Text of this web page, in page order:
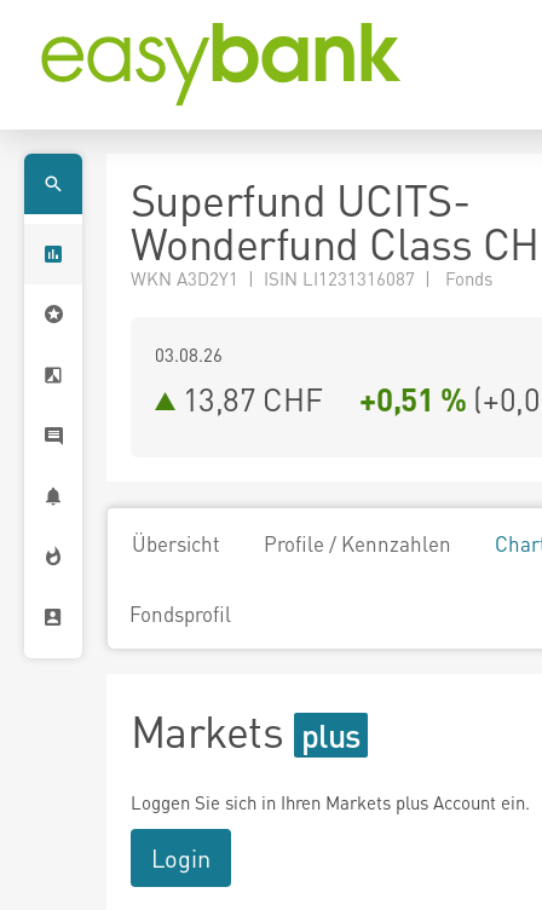
Superfund UCITS-
Wonderfund Class
WKN A3D2Y1 | ISIN LI1231316087 | Fonds
03.08.26
13,87 CHF +0,51 % (
Übersicht Profile / Kennzahlen
Fondsprofil
Markets
Loggen Sie sich in Ihren Markets plus Account ein.
Login